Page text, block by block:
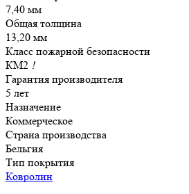
7,40 мм
Общая толщина
13,20 мм
Класс пожарной безопасности
КМ2 !
Гарантия производителя
5 лет
Назначение
Коммерческое
Страна производства
Бельгия
Тип покрытия
Ковролин